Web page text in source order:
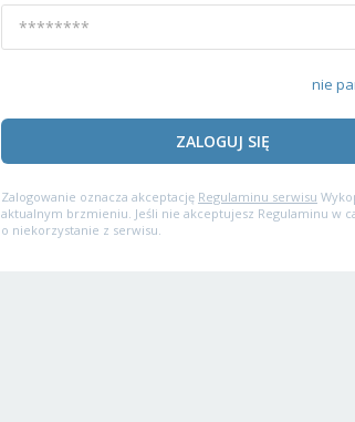
nie
ZALOGUJ SIĘ
Zalogowanie oznacza akceptację Regulaminu serwisu
aktualnym brzmieniu. Jeśli nie akceptujesz Regulaminu w
o niekorzystanie z serwisu.